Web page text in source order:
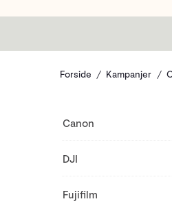
Forside Kampanjer
Canon
DJI
Fujifilm